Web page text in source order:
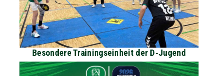
Besondere Trainingseinheit der D-Jugend